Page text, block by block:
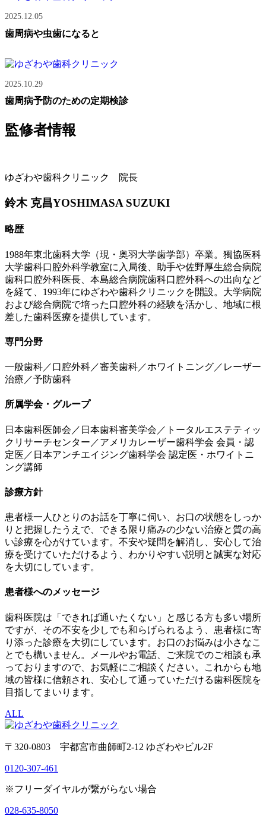
2025.12.05
歯周病や虫歯になると
2025.10.29
歯周病予防のための定期検診
監修者情報
ゆざわや歯科クリニック 院長
鈴木 克昌YOSHIMASA SUZUKI
略歴
1988年東北歯科大学（現・奥羽大学歯学部）卒業。獨協医科
大学歯科口腔外科学教室に入局後、助手や佐野厚生総合病院
歯科口腔外科医長、本島総合病院歯科口腔外科への出向など
を経て、1993年にゆざわや歯科クリニックを開設。大学病院
および総合病院で培った口腔外科の経験を活かし、地域に根
差した歯科医療を提供しています。
専門分野
一般歯科／口腔外科／審美歯科／ホワイトニング／レーザー
治療／予防歯科
所属学会・グループ
日本歯科医師会／日本歯科審美学会／トータルエステティッ
クリサーチセンター／アメリカレーザー歯科学会 会員・認
定医／日本アンチエイジング歯科学会 認定医・ホワイトニ
ング講師
診療方針
患者様一人ひとりのお話を丁寧に伺い、お口の状態をしっか
りと把握したうえで、できる限り痛みの少ない治療と質の高
い診療を心がけています。不安や疑問を解消し、安心して治
療を受けていただけるよう、わかりやすい説明と誠実な対応
を大切にしています。
患者様へのメッセージ
歯科医院は「できれば通いたくない」と感じる方も多い場所
ですが、その不安を少しでも和らげられるよう、患者様に寄
り添った診療を大切にしています。お口のお悩みは小さなこ
とでも構いません。メールやお電話、ご来院でのご相談も承
っておりますので、お気軽にご相談ください。これからも地
域の皆様に信頼され、安心して通っていただける歯科医院を
目指してまいります。
ALL
〒320-0803 宇都宮市曲師町2-12 ゆざわやビル2F
0120-307-461
※フリーダイヤルが繋がらない場合
028-635-8050